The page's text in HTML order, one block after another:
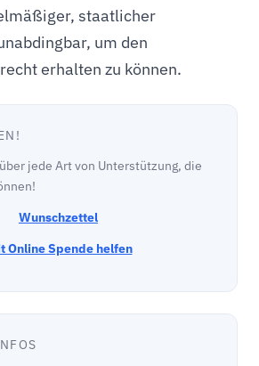
staatlicher
um den
erhalten zu können.
jede Art von Unterstützung, die
Wunschzettel
Online Spende helfen